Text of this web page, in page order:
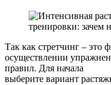
Так как стретчинг – это
осуществлении
правил. Для начала
выберите вариант